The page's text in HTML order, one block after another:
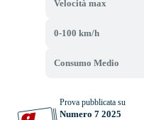
Velocità max
0-100 km/h
Consumo Medio
Prova pubblicata su
Numero 7 2025